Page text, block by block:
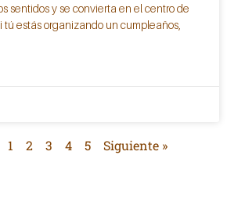
sentidos y se convierta en el centro de
tú estás organizando un cumpleaños,
1 2 3 4 5 Siguiente »